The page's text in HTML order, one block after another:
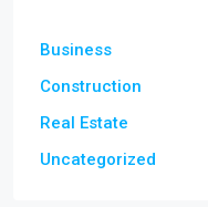
Business
Construction
Real Estate
Uncategorized